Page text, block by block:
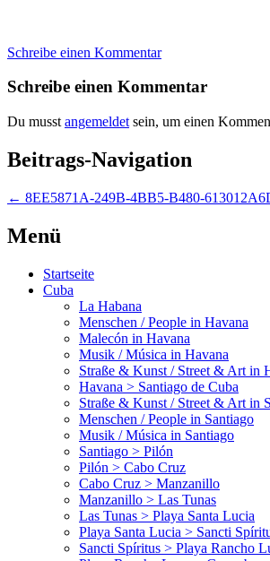
Schreibe einen Kommentar
Schreibe einen Kommentar
Du musst angemeldet sein, um einen
Beitrags-Navigation
← 8EE5871A-249B-4BB5-B480-
Menü
Startseite
Cuba
La Habana
Menschen / People in Havana
Malecón in Havana
Musik / Música in Havana
Straße & Kunst / Street & Art in
Havana > Santiago de Cuba
Straße & Kunst / Street & Art in
Menschen / People in Santiago
Musik / Música in Santiago
Santiago > Pilón
Pilón > Cabo Cruz
Cabo Cruz > Manzanillo
Manzanillo > Las Tunas
Las Tunas > Playa Santa Lucia
Playa Santa Lucia > Sancti
Sancti Spíritus > Playa Rancho